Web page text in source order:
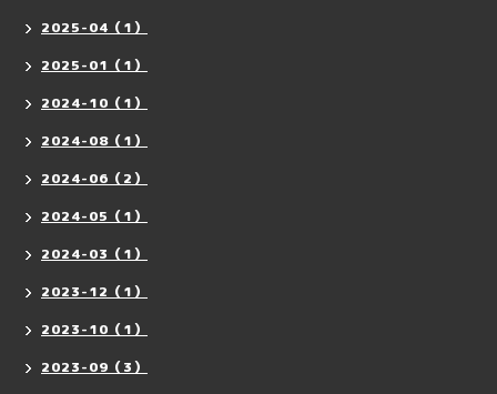
2025-04（1）
2025-01（1）
2024-10（1）
2024-08（1）
2024-06（2）
2024-05（1）
2024-03（1）
2023-12（1）
2023-10（1）
2023-09（3）